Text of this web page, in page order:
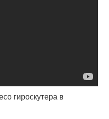
гироскутера в